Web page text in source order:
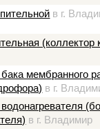
в г.
бака мембранного
в г.
в г. Владимир